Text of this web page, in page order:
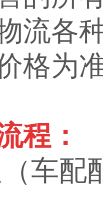
流各
格为
程：
车配